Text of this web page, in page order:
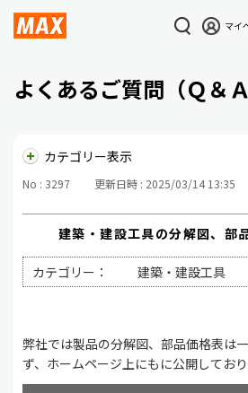
マイ
よくあるご質問（Ｑ＆Ａ
カテゴリー表示
No : 3297 更新日時 : 2025/03/14 13:35
建築・建設工具の分解図、部
カテゴリー： 建築・建設工具
弊社では製品の分解図、部品価格表は
ず、ホームページ上にもに公開しており